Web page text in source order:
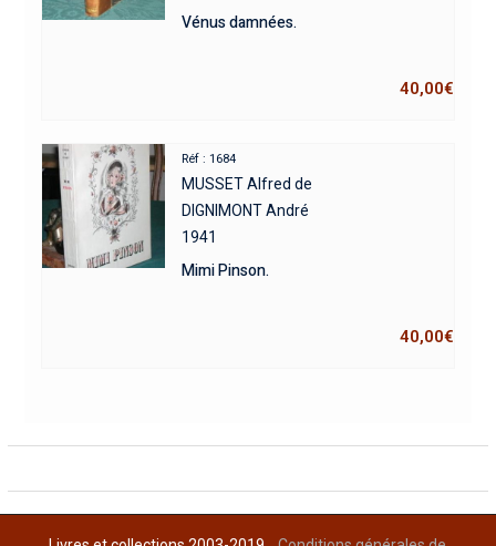
Vénus damnées.
40,00€
Réf : 1684
MUSSET Alfred de
DIGNIMONT André
1941
Mimi Pinson.
40,00€